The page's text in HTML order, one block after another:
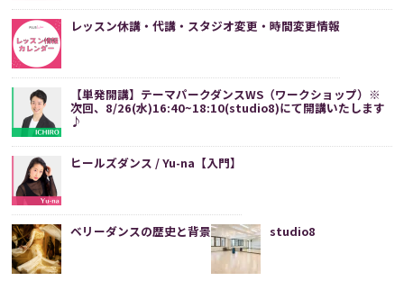
レッスン休講・代講・スタジオ変更・時間変更情報
【単発開講】テーマパークダンスWS（ワークショップ）※
次回、8/26(水)16:40~18:10(studio8)にて開講いたします
♪
ヒールズダンス / Yu-na【入門】
ベリーダンスの歴史と背景 studio8